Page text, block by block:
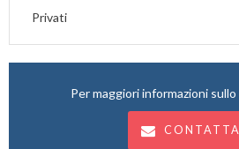
Privati
Per maggiori informazioni sullo